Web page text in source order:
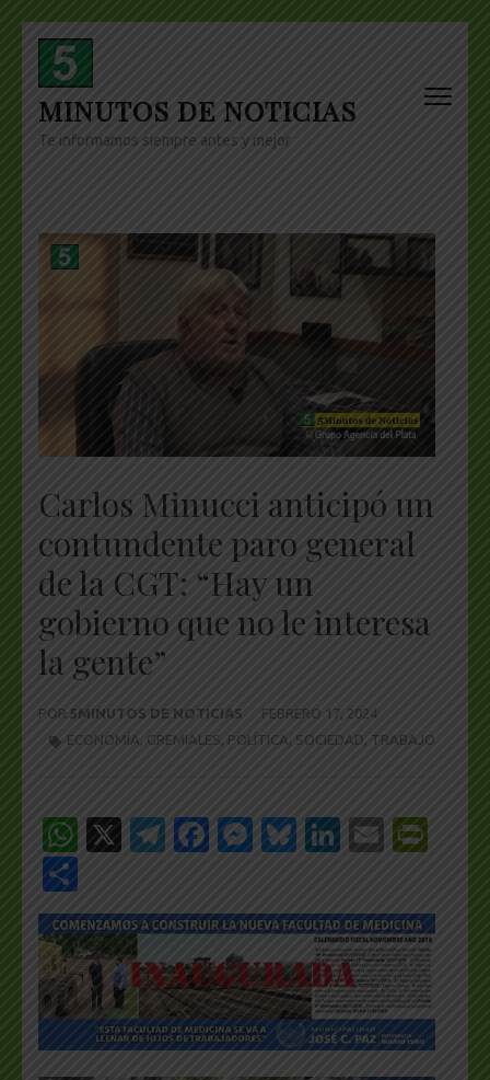
Skip
content
(Press
Enter)
MINUTOS DE NOTICIAS
Te informamos siempre antes y mejor
Carlos Minucci anticipó un
contundente paro general
de la CGT: “Hay un
gobierno que no le interesa
la gente”
POR 5MINUTOS DE NOTICIAS
FEBRERO 17, 2024
ECONOMÍA, GREMIALES, POLÍTICA , SOCIEDAD, TRABAJO
WhatsApp
X Telegram
Facebook
Messenger
Bluesky
LinkedIn
Email